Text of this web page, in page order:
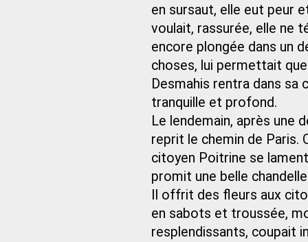
en sursaut, elle eut peur
voulait, rassurée, elle ne
encore plongée dans un
choses, lui permettait
Desmahis rentra dans sa
tranquille et profond.
Le lendemain, après une
reprit le chemin de Paris.
citoyen Poitrine se
promit une belle
Il offrit des fleurs aux
en sabots et troussée,
resplendissants, coupait